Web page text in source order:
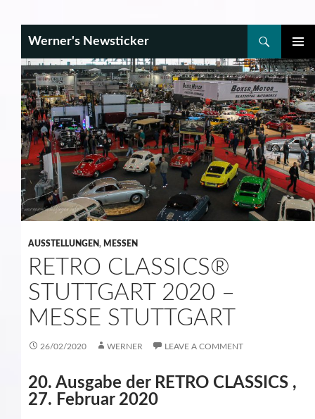
Werner's Newsticker
MENU
TO
CONTENT
AUSSTELLUNGEN, MESSEN
RETRO CLASSICS®
STUTTGART 2020 –
MESSE STUTTGART
26/02/2020 WERNER LEAVE A COMMENT
20. Ausgabe der RETRO CLASSICS ,
27. Februar 2020